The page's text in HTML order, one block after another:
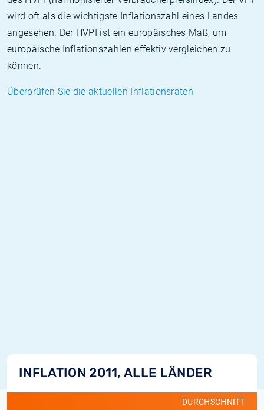
wird oft als die wichtigste Inflationszahl eines Landes
angesehen. Der HVPI ist ein europäisches Maß, um
europäische Inflationszahlen effektiv vergleichen zu
können.
Überprüfen Sie die aktuellen Inflationsraten
INFLATION 2011, ALLE LÄNDER
DURCHSCHNITT